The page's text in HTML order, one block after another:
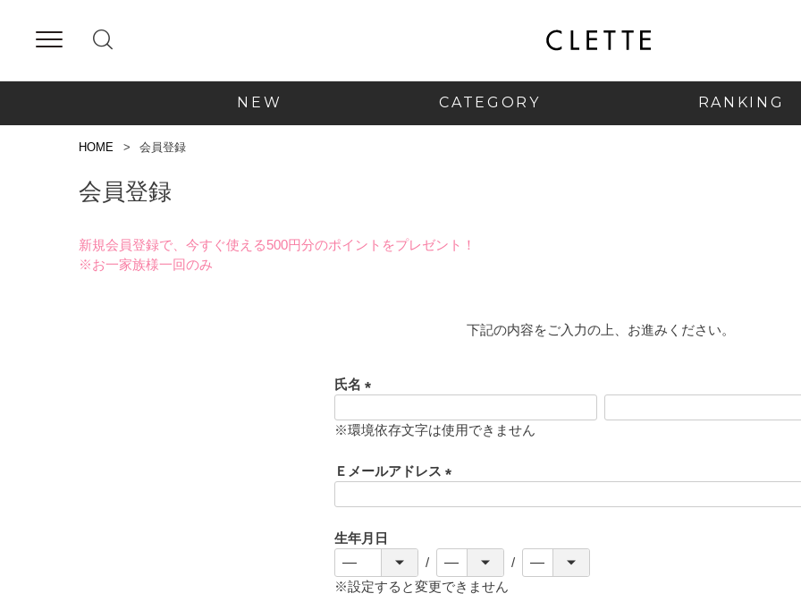
NEW CATEGORY RANKING
HOME 会員登録
会員登録
新規会員登録で、今すぐ使える500円分のポイントをプレゼント！
※お一家族様一回のみ
下記の内容をご入力の上、お進みください。
氏名
必
)
※環境依存文字は使用できません
Ｅメールアドレス
生年月日
※設定すると変更できません